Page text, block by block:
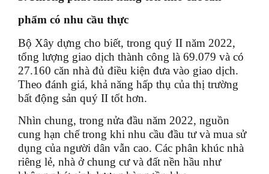
phẩm có nhu cầu thực
Bộ Xây dựng cho biết, trong quý II năm 2022,
tổng lượng giao dịch thành công là 69.079 và có
27.160 căn nhà đủ điều kiện đưa vào giao dịch.
Theo đánh giá, khả năng hấp thụ của thị trường
bất động sản quý II tốt hơn.
Nhìn chung, trong nửa đầu năm 2022, nguồn
cung hạn chế trong khi nhu cầu đầu tư và mua sử
dụng của người dân vẫn cao. Các phân khúc nhà
riêng lẻ, nhà ở chung cư và đất nền hầu như